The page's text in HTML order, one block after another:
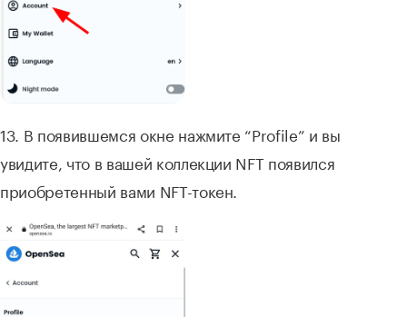
13. В появившемся окне нажмите “Profile” и вы
увидите, что в вашей коллекции NFT появился
приобретенный вами NFT-токен.